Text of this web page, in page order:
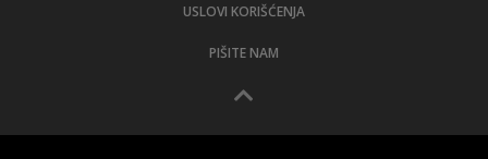
USLOVI KORIŠĆENJA
PIŠITE NAM